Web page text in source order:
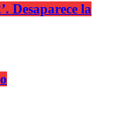
Desaparece la